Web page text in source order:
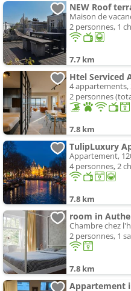
Maison de
2 personnes, 1
7.7 km
Htel Serviced
4 appartements,
2 personnes
7.8 km
Appartement,
4 personnes, 2
7.8 km
Chambre chez
2 personnes, 1
7.8 km
Appartement